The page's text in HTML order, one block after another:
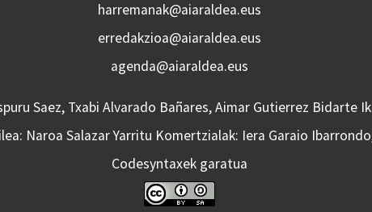
harremanak@aiaraldea.eus
erredakzioa@aiaraldea.eus
agenda@aiaraldea.eus
Saez, Txabi Alvarado Bañares, Aimar Gutierrez Bidarte
Naroa Salazar Yarritu Komertzialak: Iera Garaio
Codesyntaxek garatua